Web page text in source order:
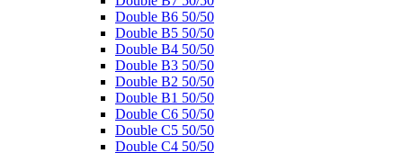
Double B6 50/50
Double B5 50/50
Double B4 50/50
Double B3 50/50
Double B2 50/50
Double B1 50/50
Double C6 50/50
Double C5 50/50
Double C4 50/50